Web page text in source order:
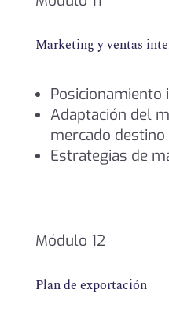
Marketing y ventas
Posicionamiento
Adaptación del
mercado destino
Estrategias de
Módulo 12
Plan de exportación